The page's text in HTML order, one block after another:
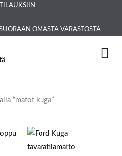
OMASTA VARASTOSTA
“matot kuga”